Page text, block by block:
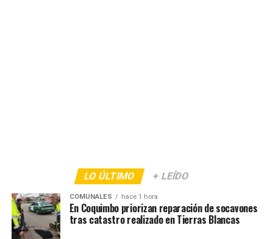
LO ÚLTIMO + LEÍDO
COMUNALES hace 1 hora
En Coquimbo priorizan reparación de socavones
tras catastro realizado en Tierras Blancas